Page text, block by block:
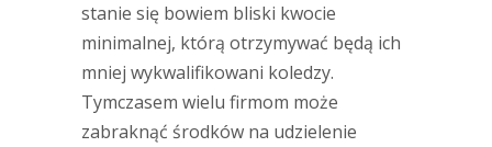
stanie się bowiem bliski kwocie
minimalnej, którą otrzymywać będą ich
mniej wykwalifikowani koledzy.
Tymczasem wielu firmom może
zabraknąć środków na udzielenie